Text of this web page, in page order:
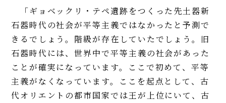
「ギョベックリ・テペ遺跡をつくった先土器新
石器時代の社会が平等主義ではなかったと予測で
きるでしょう。階級が存在していたでしょう。旧
石器時代には、世界中で平等主義の社会があった
ことが確実になっています。ここで初めて、平等
主義がなくなっています。ここを起点として、古
代オリエントの都市国家では王が上位にいて、古